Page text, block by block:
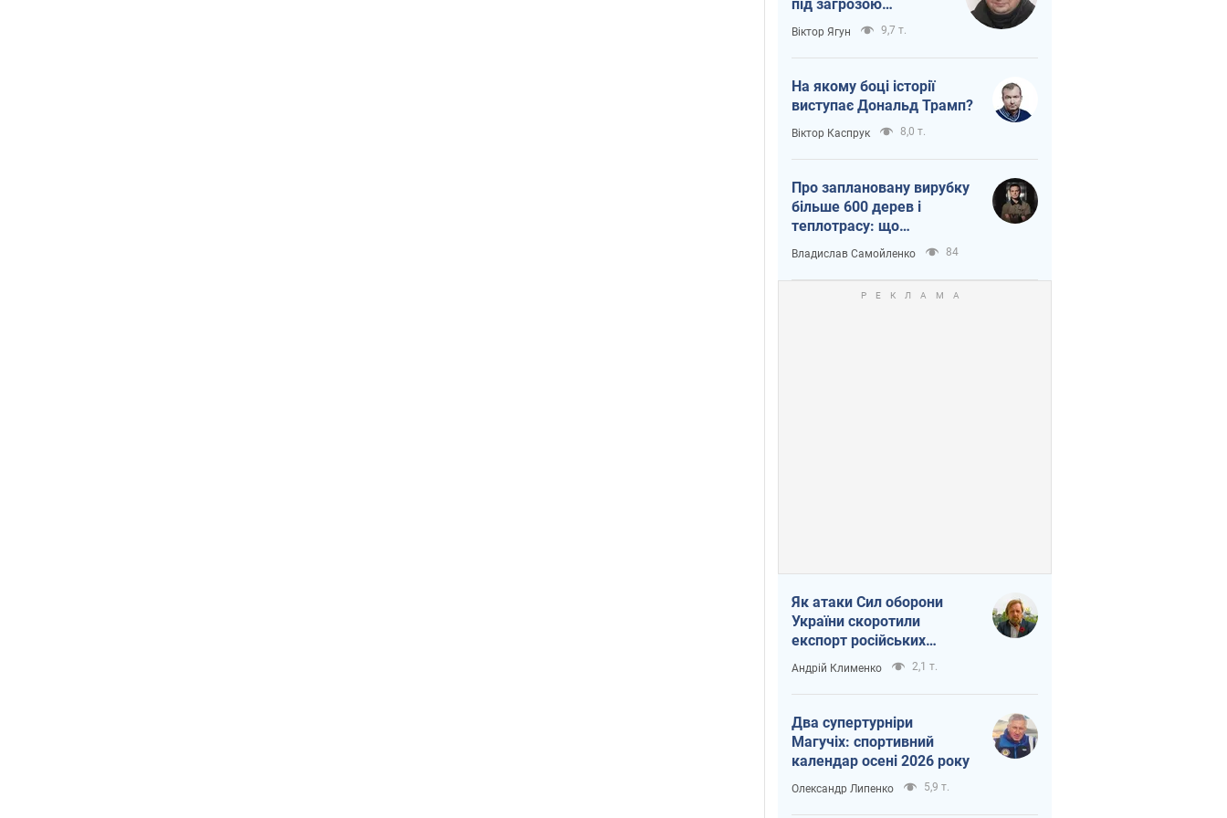
під загрозою
критична логістика
Віктор Ягун 9,7 т.
На якому боці історії
виступає Дональд Трамп?
Віктор Каспрук 8,0 т.
Про заплановану вирубку
більше 600 дерев і
теплотрасу: що
відбувається на Теремках
у Києві
Владислав Самойленко 84
Як атаки Сил оборони
України скоротили
експорт російських
нафтопродуктів
Андрій Клименко 2,1 т.
Два супертурніри
Магучіх: спортивний
календар осені 2026 року
Олександр Липенко 5,9 т.